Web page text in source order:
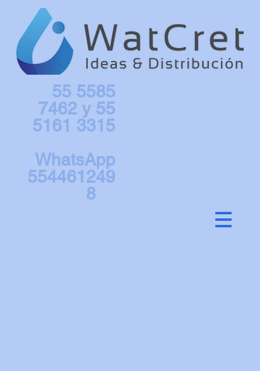
55 5585
7462 y 55
5161 3315
WhatsApp
554461249
8